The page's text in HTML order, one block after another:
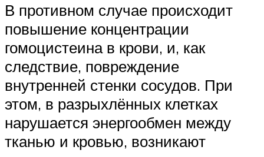
В противном случае происходит
повышение концентрации
гомоцистеина в крови, и, как
следствие, повреждение
внутренней стенки сосудов. При
этом, в разрыхлённых клетках
нарушается энергообмен между
тканью и кровью, возникают